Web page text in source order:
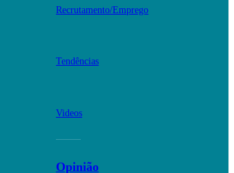
Recrutamento/Emprego
Tendências
Videos
Opinião